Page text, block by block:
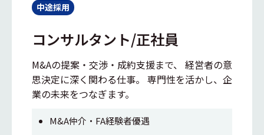
中途採用
コンサルタント/正社員
M&Aの提案・交渉・成約支援まで、 経営者の意
思決定に深く関わる仕事。 専門性を活かし、企
業の未来をつなぎます。
M&A仲介・FA経験者優遇